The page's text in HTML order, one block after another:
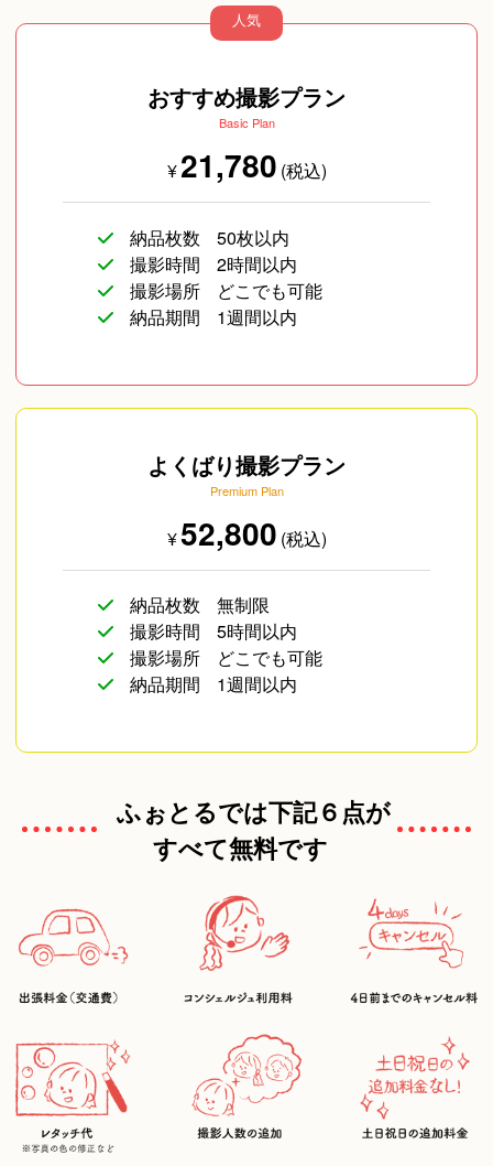
人気
おすすめ撮影プラン
Basic Plan
¥21,780 (税込)
納品枚数
50枚以内
撮影時間
2時間以内
撮影場所
どこでも可能
納品期間
1週間以内
よくばり撮影プラン
Premium Plan
¥52,800 (税込)
納品枚数
無制限
撮影時間
5時間以内
撮影場所
どこでも可能
納品期間
1週間以内
ふぉとるでは下記６点が
すべて無料です